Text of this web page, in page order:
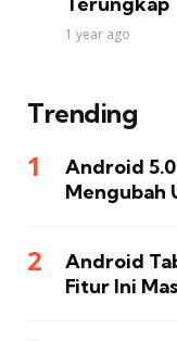
1 year ago
Trending
Android
Mengubah
Android
Fitur Ini